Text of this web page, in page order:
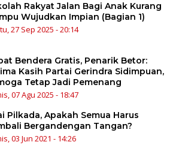
Rakyat Jalan Bagi Anak Kurang
Wujudkan Impian (Bagian 1)
27 Sep 2025 - 20:14
Bendera Gratis, Penarik Betor:
Kasih Partai Gerindra Sidimpuan,
Tetap Jadi Pemenang
07 Agu 2025 - 18:47
Pilkada, Apakah Semua Harus
Bergandengan Tangan?
03 Jun 2021 - 14:26